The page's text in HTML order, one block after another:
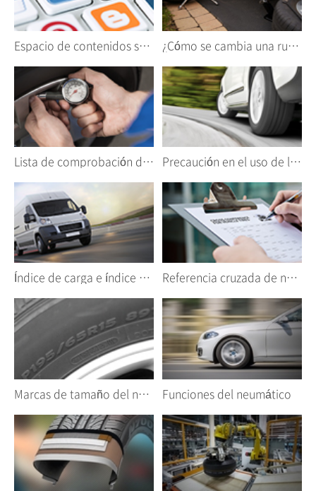
Espacio de contenidos sociales ¿Cómo se cambia una rueda?
Lista de comprobación de los neumáticos Precaución en el uso de los neumáticos
Índice de carga e índice de velocidad Referencia cruzada de neumáticos de vehículos
Marcas de tamaño del neumático Funciones del neumático